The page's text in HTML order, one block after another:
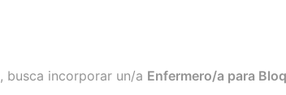
busca incorporar un/a Enfermero/a para